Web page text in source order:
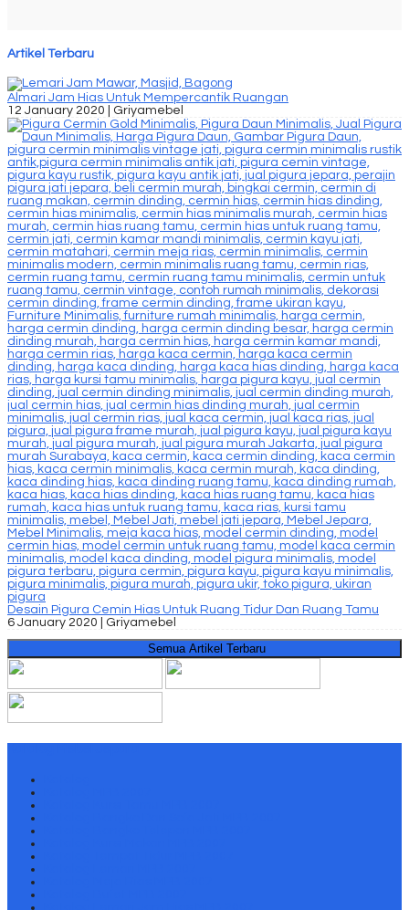
Artikel Terbaru
Almari Jam Hias Untuk Mempercantik Ruangan
12 January 2020 | Griyamebel
Desain Pigura Cemin Hias Untuk Ruang Tidur Dan Ruang Tamu
6 January 2020 | Griyamebel
Semua Artikel Terbaru